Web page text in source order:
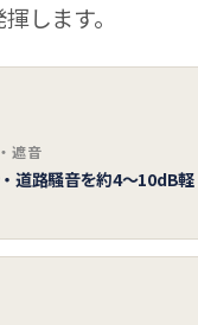
します。
遮音
道路騒音を約4〜10dB軽